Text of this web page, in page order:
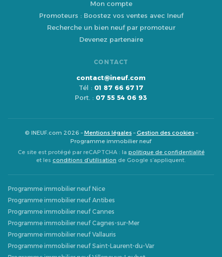
Mon compte
Promoteurs : Boostez vos ventes avec Ineuf
Recherche un bien neuf par promoteur
Devenez partenaire
CONTACT
contact@ineuf.com
Tél : 01 87 66 67 17
Port. : 07 55 54 06 93
© INEUF.com 2026 –Mentions légales–Gestion des cookies–
Programme immobilier neuf
Ce site est protégé par reCAPTCHA : la politique de confidentialité
et les conditions d’utilisation de Google s’appliquent.
Programme immobilier neuf Nice
Programme immobilier neuf Antibes
Programme immobilier neuf Cannes
Programme immobilier neuf Cagnes-sur-Mer
Programme immobilier neuf Vallauris
Programme immobilier neuf Saint-Laurent-du-Var